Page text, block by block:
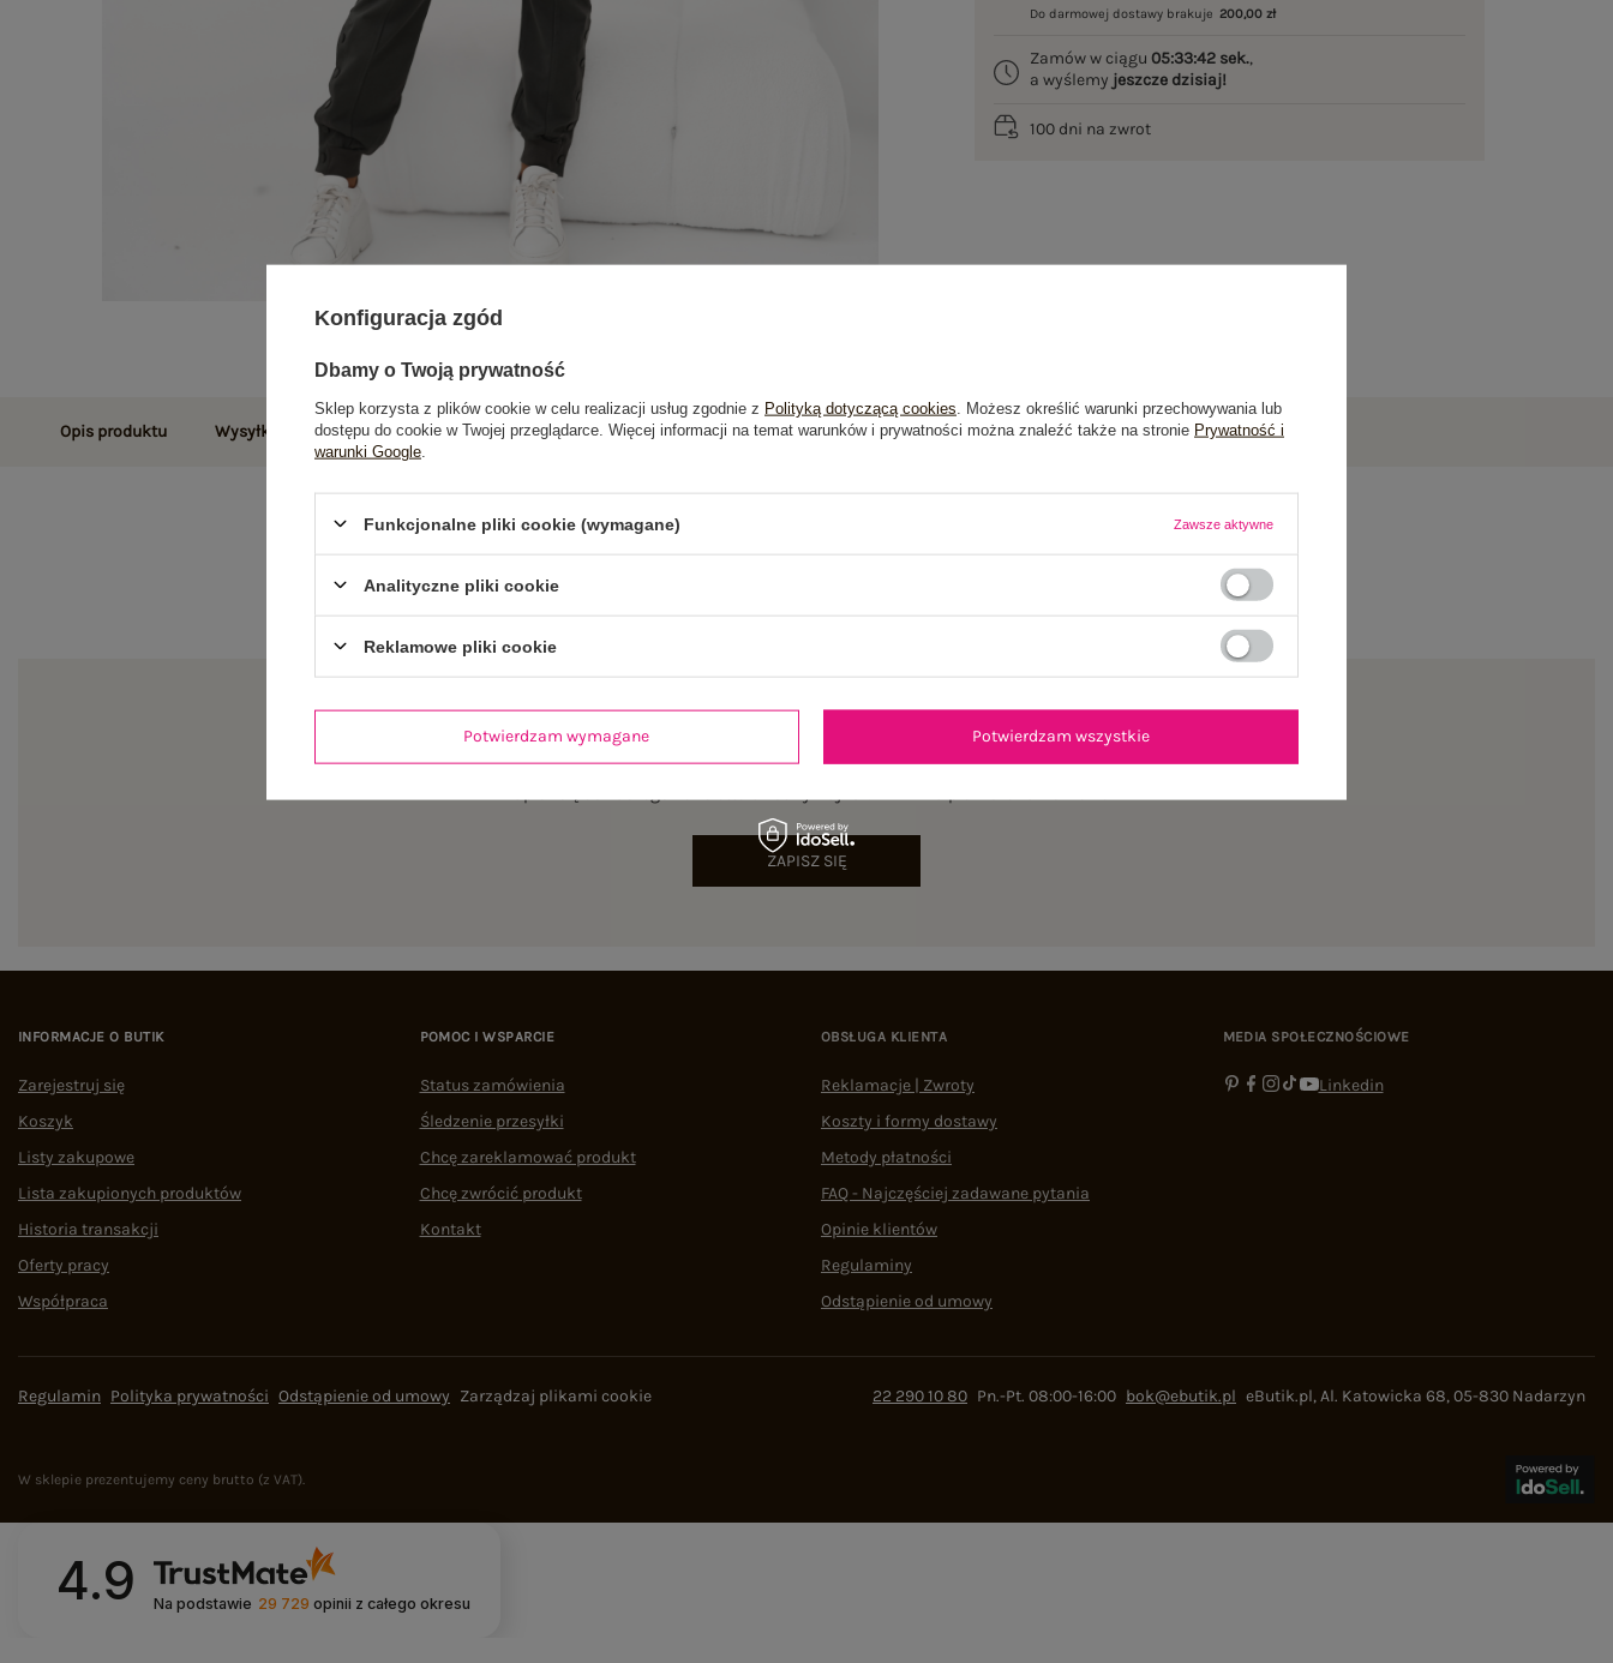
Do darmowej dostawy brakuje 200,00 zł
Zamów w ciągu05:33:42 sek.,
a wyślemy jeszcze dzisiaj!
100 dni na zwrot
Opis produktu Wysyłka i dostawa Zwroty i reklamacje Opinie o produkcie(0)
ZAPISZ SIĘ
INFORMACJE O BUTIK
Zarejestruj się
Koszyk
Listy zakupowe
Lista zakupionych produktów
Historia transakcji
Oferty pracy
Współpraca
POMOC I WSPARCIE
Status zamówienia
Śledzenie przesyłki
Chcę zareklamować produkt
Chcę zwrócić produkt
Kontakt
OBSŁUGA KLIENTA
Reklamacje | Zwroty
Koszty i formy dostawy
Metody płatności
FAQ - Najczęściej zadawane pytania
Opinie klientów
Regulaminy
Odstąpienie od umowy
MEDIA SPOŁECZNOŚCIOWE
Linkedin
Regulamin Polityka prywatności Odstąpienie od umowy Zarządzaj plikami cookie 22 290 10 80 Pn.-Pt. 08:00-16:00 bok@ebutik.pl eButik.pl,Al. Katowicka 68,05-830 Nadarzyn
W sklepie prezentujemy ceny brutto (z VAT).
4.9 Na podstawie 29 729 opinii z całego okresu
Konfiguracja zgód
Dbamy o Twoją prywatność
Sklep korzysta z plików cookie w celu realizacji usług zgodnie z Polityką dotyczącą cookies . Możesz określić warunki przechowywania lub
dostępu do cookie w Twojej przeglądarce. Więcej informacji na temat warunków i prywatności można znaleźć także na stronie Prywatność i
warunki Google
Funkcjonalne pliki cookie (wymagane) Zawsze aktywne
Analityczne pliki cookie
Reklamowe pliki cookie
Potwierdzam wymagane Potwierdzam wszystkie